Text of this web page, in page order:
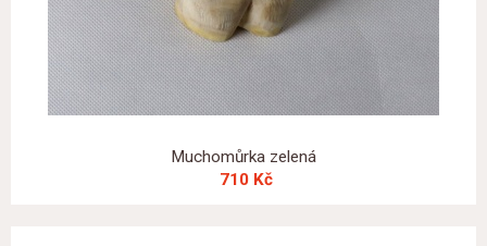
Muchomůrka zelená
710 Kč